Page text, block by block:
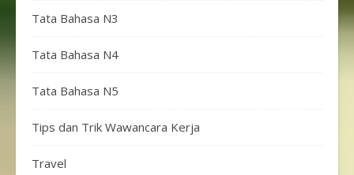
Tata Bahasa N3
Tata Bahasa N4
Tata Bahasa N5
Tips dan Trik Wawancara Kerja
Travel